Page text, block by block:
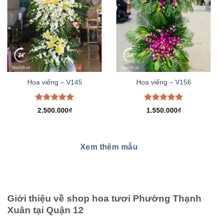
Hoa viếng – V145
Được xếp
2.500.000₫
Hoa viếng – V156
Được xếp
1.550.000₫
Xem thêm mẫu
Giới thiệu về shop hoa tươi Phường Thạnh
Xuân tại Quận 12